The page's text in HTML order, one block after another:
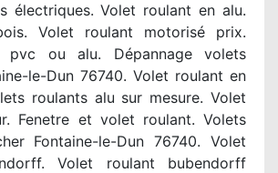
électriques. Volet roulant en alu.
Volet roulant motorisé prix.
pvc ou alu. Dépannage volets
le-Dun 76740. Volet roulant en
roulants alu sur mesure. Volet
Fenetre et volet roulant. Volets
Fontaine-le-Dun 76740. Volet
Volet roulant bubendorff